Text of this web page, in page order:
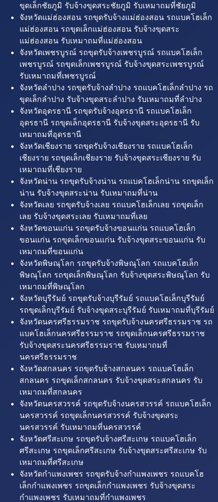
ขุดเล็กชัยภูมิ รับจ้างขุดสระชัยภูมิ รับเหมาถมที่ชัยภูมิ
จังหวัดแม่ฮ่องสอน รถขุดรับจ้างแม่ฮ่องสอน รถแบคโฮเล็ก
แม่ฮ่องสอน รถขุดเล็กแม่ฮ่องสอน รับจ้างขุดสระ
แม่ฮ่องสอน รับเหมาถมที่แม่ฮ่องสอน
จังหวัดเพชรบูรณ์ รถขุดรับจ้างเพชรบูรณ์ รถแบคโฮเล็ก
เพชรบูรณ์ รถขุดเล็กเพชรบูรณ์ รับจ้างขุดสระเพชรบูรณ์
รับเหมาถมที่เพชรบูรณ์
จังหวัดลำปาง รถขุดรับจ้างลำปาง รถแบคโฮเล็กลำปาง รถ
ขุดเล็กลำปาง รับจ้างขุดสระลำปาง รับเหมาถมที่ลำปาง
จังหวัดอุดรธานี รถขุดรับจ้างอุดรธานี รถแบคโฮเล็ก
อุดรธานี รถขุดเล็กอุดรธานี รับจ้างขุดสระอุดรธานี รับ
เหมาถมที่อุดรธานี
จังหวัดเชียงราย รถขุดรับจ้างเชียงราย รถแบคโฮเล็ก
เชียงราย รถขุดเล็กเชียงราย รับจ้างขุดสระเชียงราย รับ
เหมาถมที่เชียงราย
จังหวัดน่าน รถขุดรับจ้างน่าน รถแบคโฮเล็กน่าน รถขุดเล็ก
น่าน รับจ้างขุดสระน่าน รับเหมาถมที่น่าน
จังหวัดเลย รถขุดรับจ้างเลย รถแบคโฮเล็กเลย รถขุดเล็ก
เลย รับจ้างขุดสระเลย รับเหมาถมที่เลย
จังหวัดขอนแก่น รถขุดรับจ้างขอนแก่น รถแบคโฮเล็ก
ขอนแก่น รถขุดเล็กขอนแก่น รับจ้างขุดสระขอนแก่น รับ
เหมาถมที่ขอนแก่น
จังหวัดพิษณุโลก รถขุดรับจ้างพิษณุโลก รถแบคโฮเล็ก
พิษณุโลก รถขุดเล็กพิษณุโลก รับจ้างขุดสระพิษณุโลก รับ
เหมาถมที่พิษณุโลก
จังหวัดบุรีรัมย์ รถขุดรับจ้างบุรีรัมย์ รถแบคโฮเล็กบุรีรัมย์
รถขุดเล็กบุรีรัมย์ รับจ้างขุดสระบุรีรัมย์ รับเหมาถมที่บุรีรัมย์
จังหวัดนครศรีธรรมราช รถขุดรับจ้างนครศรีธรรมราช รถ
แบคโฮเล็กนครศรีธรรมราช รถขุดเล็กนครศรีธรรมราช
รับจ้างขุดสระนครศรีธรรมราช รับเหมาถมที่
นครศรีธรรมราช
จังหวัดสกลนคร รถขุดรับจ้างสกลนคร รถแบคโฮเล็ก
สกลนคร รถขุดเล็กสกลนคร รับจ้างขุดสระสกลนคร รับ
เหมาถมที่สกลนคร
จังหวัดนครสวรรค์ รถขุดรับจ้างนครสวรรค์ รถแบคโฮเล็ก
นครสวรรค์ รถขุดเล็กนครสวรรค์ รับจ้างขุดสระ
นครสวรรค์ รับเหมาถมที่นครสวรรค์
จังหวัดศรีสะเกษ รถขุดรับจ้างศรีสะเกษ รถแบคโฮเล็ก
ศรีสะเกษ รถขุดเล็กศรีสะเกษ รับจ้างขุดสระศรีสะเกษ รับ
เหมาถมที่ศรีสะเกษ
จังหวัดกำแพงเพชร รถขุดรับจ้างกำแพงเพชร รถแบคโฮ
เล็กกำแพงเพชร รถขุดเล็กกำแพงเพชร รับจ้างขุดสระ
กำแพงเพชร รับเหมาถมที่กำแพงเพชร